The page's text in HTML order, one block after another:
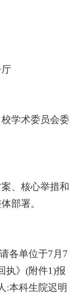
学术委员会委
、核心举措和
部署。
各单位于7月7
执》(附件1)报
:本科生院迟明